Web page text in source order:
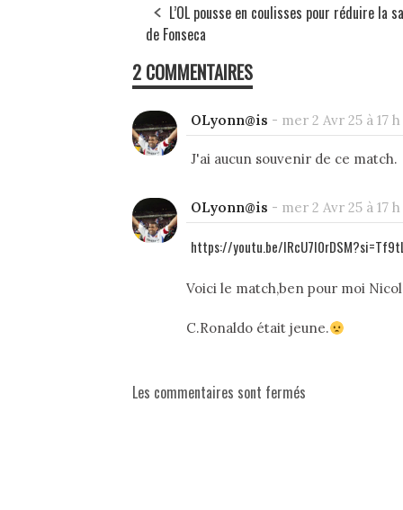
L’OL pousse en coulisses pour réduire la
de Fonseca
2 COMMENTAIRES
OLyonn@is - mer 2 Avr 25 à 17 h
J'ai aucun souvenir de ce match.
OLyonn@is - mer 2 Avr 25 à 17 h
https://youtu.be/
Voici le match,ben pour moi
C.Ronaldo était jeune.
Les commentaires sont fermés